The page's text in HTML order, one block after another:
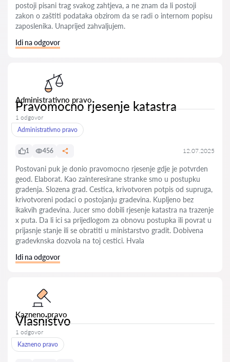
postoji pisani trag svakog zahtjeva, a ne znam da li postoji
zakon o zaštiti podataka obzirom da se radi o internom popisu
zaposlenika. Unaprijed zahvaljujem.
Idi na odgovor
Administrativno pravo
Pravomocno rjesenje katastra
1 odgovor
Administrativno pravo
1 456 12.07.2025
Postovani puk je donio pravomocno rjesenje gdje je potvrden
geod. Elaborat. Kao zainteresirane stranke smo u postupku
gradenja. Slozena grad. Cestica, krivotvoren potpis od supruga,
krivotvoreni podaci o postojanju gradevina. Kupljeno bez
ikakvih gradevina. Jucer smo dobili rjesenje katastra na trazenje
x puta. Da li ici sa prijedlogom za obnovu postupka ili povrat u
prijasnje stanje ili se obratiti u ministarstvo gradit. Dobivena
gradevknska dozvola na toj cestici. Hvala
Idi na odgovor
Kazneno pravo
Vlasnistvo
1 odgovor
Kazneno pravo